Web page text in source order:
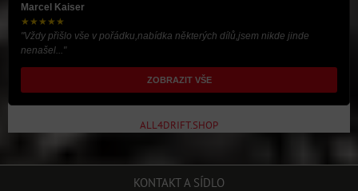
Marcel Kaiser
★★★★★
"Vždy přišlo vše v pořádku,nabídka některých dílů,jsem nikde jinde
nenašel..."
ZOBRAZIT VŠE
ALL4DRIFT.SHOP
KONTAKT A SÍDLO